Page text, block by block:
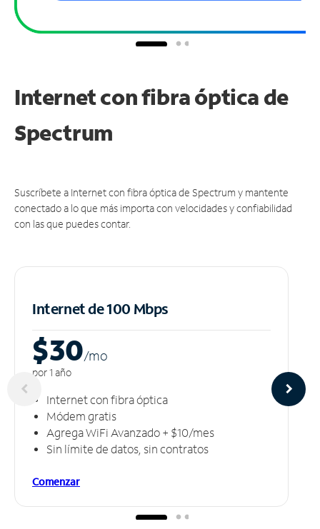
Internet con fibra óptica de
Spectrum
Suscríbete a Internet con fibra óptica de Spectrum y mantente
conectado a lo que más importa con velocidades y confiabilidad
con las que puedes contar.
Internet de 100 Mbps
$30/mo
por 1 año
Internet con fibra óptica
Módem gratis
Agrega WiFi Avanzado + $10/mes
Sin límite de datos, sin contratos
Comenzar